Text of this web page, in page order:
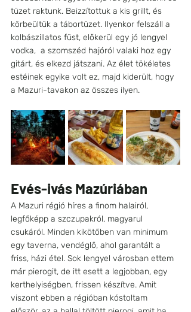
tüzet raktunk. Beizzítottuk a kis grillt, és
körbeültük a tábortüzet. Ilyenkor felszáll a
kolbászillatos füst, előkerül egy jó lengyel
vodka,  a szomszéd hajóról valaki hoz egy
gitárt, és elkezd játszani. Az élet tökéletes
estéinek egyike volt ez, majd kiderült, hogy
a Mazuri-tavakon az összes ilyen.
Evés-ivás Mazúriában
A Mazuri régió híres a finom halairól,
legfőképp a szczupakról, magyarul
csukáról. Minden kikötőben van minimum
egy taverna, vendéglő, ahol garantált a
friss, házi étel. Sok lengyel városban ettem
már pierogit, de itt esett a legjobban, egy
kerthelyiségben, frissen készítve. Amit
viszont ebben a régióban kóstoltam